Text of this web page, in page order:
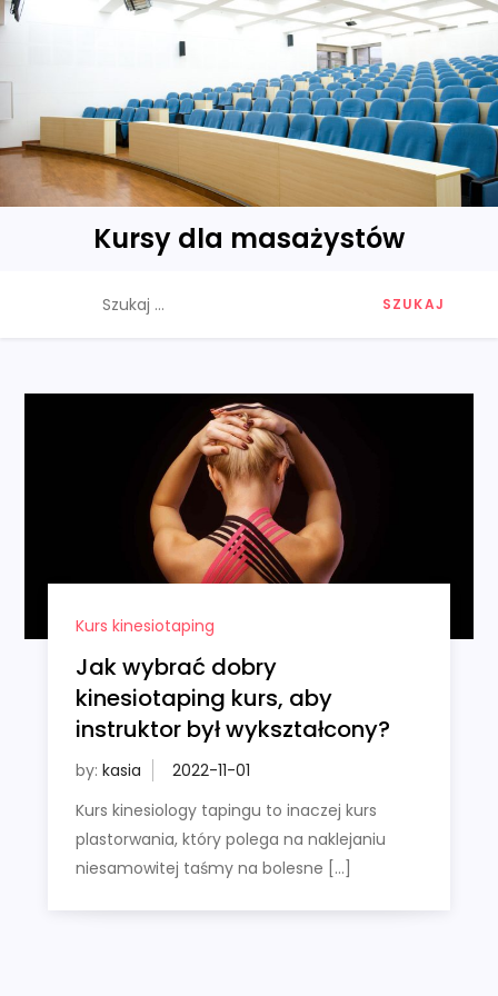
Skip
Kursy dla masażystów
Kurs kinesiotaping
Jak wybrać dobry
kinesiotaping kurs, aby
instruktor był wykształcony?
by: kasia
Kurs kinesiology tapingu to inaczej kurs
plastorwania, który polega na naklejaniu
niesamowitej taśmy na bolesne […]